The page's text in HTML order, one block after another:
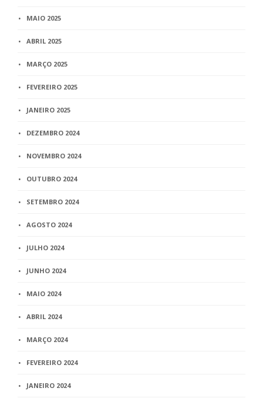
MAIO 2025
ABRIL 2025
MARÇO 2025
FEVEREIRO 2025
JANEIRO 2025
DEZEMBRO 2024
NOVEMBRO 2024
OUTUBRO 2024
SETEMBRO 2024
AGOSTO 2024
JULHO 2024
JUNHO 2024
MAIO 2024
ABRIL 2024
MARÇO 2024
FEVEREIRO 2024
JANEIRO 2024